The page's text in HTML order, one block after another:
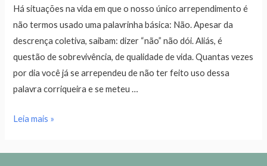
Há situações na vida em que o nosso único arrependimento é
não termos usado uma palavrinha básica: Não. Apesar da
descrença coletiva, saibam: dizer “não” não dói. Aliás, é
questão de sobrevivência, de qualidade de vida. Quantas vezes
por dia você já se arrependeu de não ter feito uso dessa
palavra corriqueira e se meteu …
Leia mais »